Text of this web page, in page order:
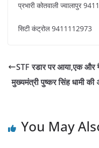
प्रभारी कोतवाली ज्वालापुर
सिटी कंट्रोल 9411112973
STF रडार पर आया,एक और
मुख्यमंत्री पुष्कर सिंह धामी की
You May